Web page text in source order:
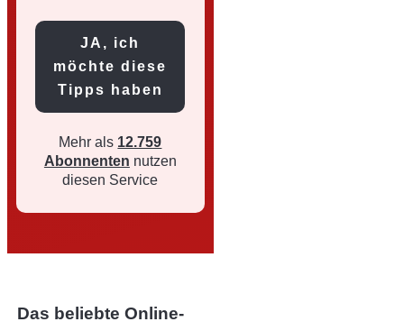
JA, ich
möchte diese
Tipps haben
Mehr als 12.759
Abonnenten nutzen
diesen Service
Das beliebte Online-